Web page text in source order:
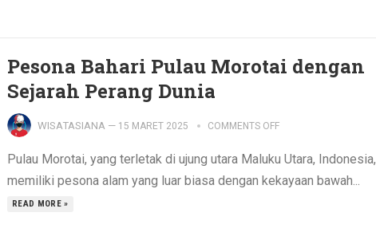
Pesona Bahari Pulau Morotai dengan
Sejarah Perang Dunia
WISATASIANA — 15 MARET 2025 COMMENTS OFF
Pulau Morotai, yang terletak di ujung utara Maluku Utara, Indonesia,
memiliki pesona alam yang luar biasa dengan kekayaan bawah...
READ MORE »